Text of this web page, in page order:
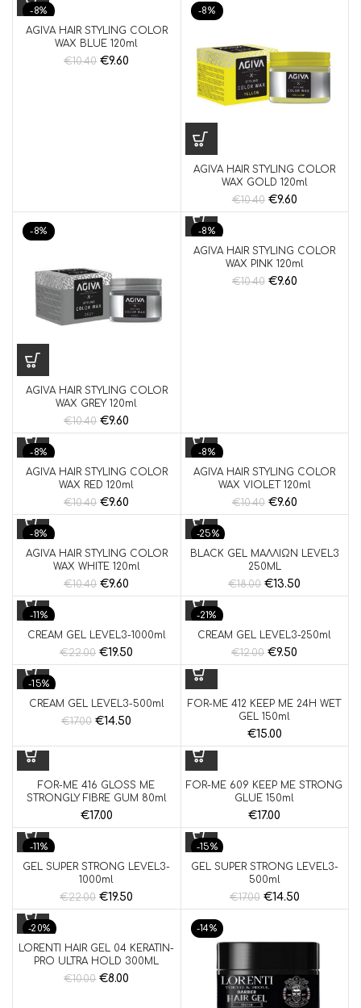
-8%
AGIVA HAIR STYLING COLOR
WAX BLUE 120ml
€10.40 €9.60
-8%
AGIVA HAIR STYLING COLOR
WAX GOLD 120ml
€10.40 €9.60
-8%
AGIVA HAIR STYLING COLOR
WAX GREY 120ml
€10.40 €9.60
-8%
AGIVA HAIR STYLING COLOR
WAX PINK 120ml
€10.40 €9.60
-8%
AGIVA HAIR STYLING COLOR
WAX RED 120ml
€10.40 €9.60
-8%
AGIVA HAIR STYLING COLOR
WAX VIOLET 120ml
€10.40 €9.60
-8%
AGIVA HAIR STYLING COLOR
WAX WHITE 120ml
€10.40 €9.60
-25%
BLACK GEL ΜΑΛΛΙΩΝ LEVEL3
250ML
€18.00 €13.50
-11%
CREAM GEL LEVEL3-1000ml
€22.00 €19.50
-21%
CREAM GEL LEVEL3-250ml
€12.00 €9.50
-15%
CREAM GEL LEVEL3-500ml
€17.00 €14.50
FOR-ME 412 KEEP ME 24H WET
GEL 150ml
€15.00
FOR-ME 416 GLOSS ME
STRONGLY FIBRE GUM 80ml
€17.00
FOR-ME 609 KEEP ME STRONG
GLUE 150ml
€17.00
-11%
GEL SUPER STRONG LEVEL3-
1000ml
€22.00 €19.50
-15%
GEL SUPER STRONG LEVEL3-
500ml
€17.00 €14.50
-20%
LORENTI HAIR GEL 04 KERATIN-
PRO ULTRA HOLD 300ML
€10.00 €8.00
-14%